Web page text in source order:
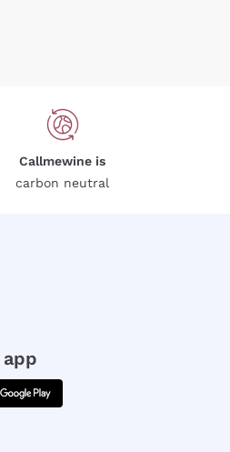
Callmewine is
carbon neutral